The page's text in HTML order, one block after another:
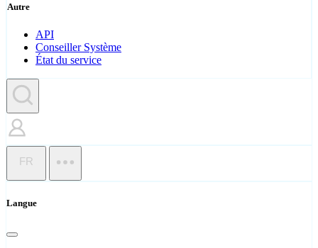
Autre
API
Conseiller Système
État du service
FR
Langue